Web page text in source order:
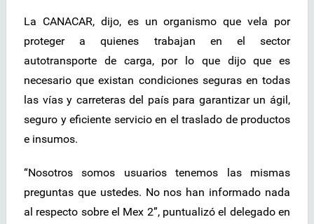
La CANACAR, dijo, es un organismo que vela por
proteger a quienes trabajan en el sector
autotransporte de carga, por lo que dijo que es
necesario que existan condiciones seguras en todas
las vías y carreteras del país para garantizar un ágil,
seguro y eficiente servicio en el traslado de productos
e insumos.
“Nosotros somos usuarios tenemos las mismas
preguntas que ustedes. No nos han informado nada
al respecto sobre el Mex 2”, puntualizó el delegado en